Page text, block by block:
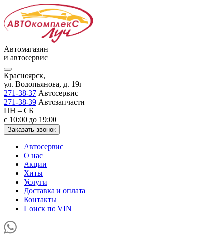
Автомагазин
и автосервис
Красноярск,
ул. Водопьянова, д. 19г
271-38-37 Автосервис
271-38-39 Автозапчасти
ПН – СБ
с 10:00 до 19:00
Заказать звонок
Автосервис
О нас
Акции
Хиты
Услуги
Доставка и оплата
Контакты
Поиск по VIN